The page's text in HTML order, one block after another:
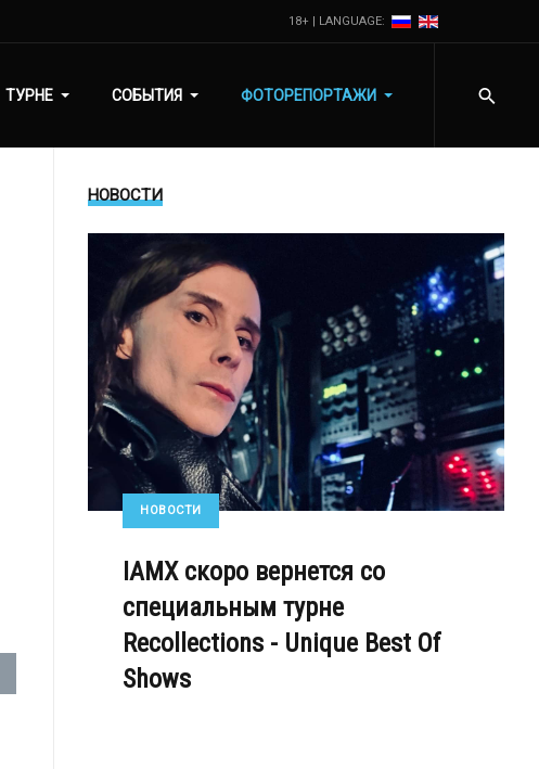
18+ | LANGUAGE:
ТУРНЕ СОБЫТИЯ ФОТОРЕПОРТАЖИ
НОВОСТИ
НОВОСТИ
IAMX скоро вернется со
специальным турне
Recollections - Unique Best Of
Shows